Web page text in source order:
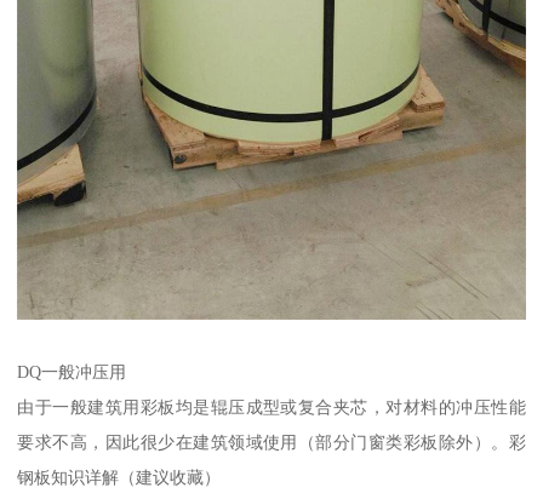
DQ一般冲压用
由于一般建筑用彩板均是辊压成型或复合夹芯，对材料的冲压性能
要求不高，因此很少在建筑领域使用（部分门窗类彩板除外）。彩
钢板知识详解（建议收藏）